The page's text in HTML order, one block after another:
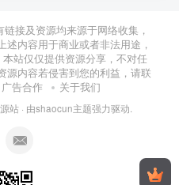
接及资源均来源于网络收集，
内容用于商业或者非法用途，
站仅仅提供资源分享，不对任
源内容若侵害到您的利益，请联
广告合作 关于我们
站 · 由shaocun主题强力驱动.